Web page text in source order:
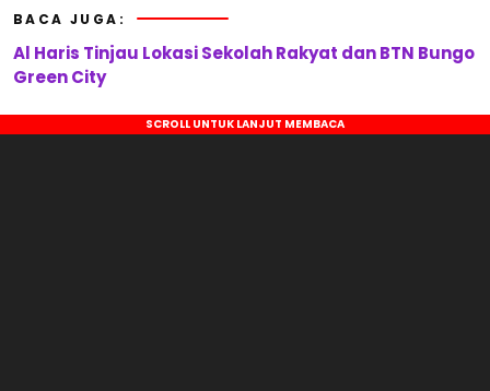
BACA JUGA:
Al Haris Tinjau Lokasi Sekolah Rakyat dan BTN Bungo
Green City